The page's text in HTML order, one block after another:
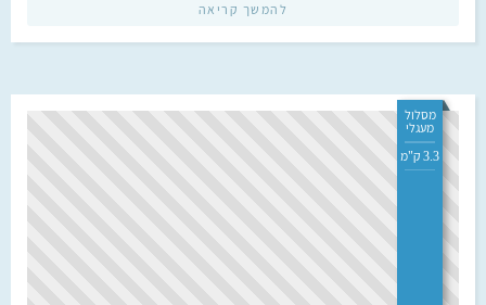
להמשך קריאה
מסלול
מעגלי
3.3 ק"מ